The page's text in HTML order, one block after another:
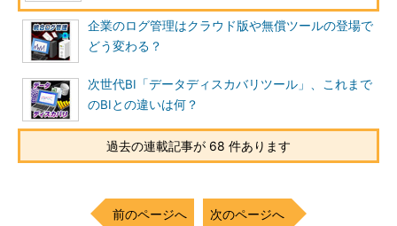
企業のログ管理はクラウド版や無償ツールの登場で
どう変わる？
次世代BI「データディスカバリツール」、これまで
のBIとの違いは何？
過去の連載記事が 68 件あります
前のページへ 次のページへ